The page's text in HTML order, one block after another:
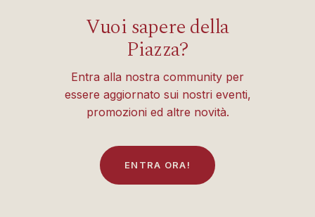
Vuoi sapere della
Piazza?
Entra alla nostra community per
essere aggiornato sui nostri eventi,
promozioni ed altre novità.
EN TRA ORA!